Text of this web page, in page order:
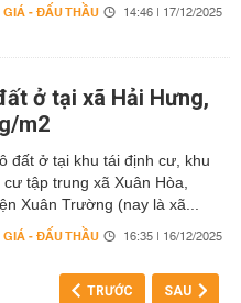
- ĐẤU THẦU 14:46 | 17/12/2025
ở tại xã Hải Hưng,
m2
đất ở tại khu tái định cư, khu
cư tập trung xã Xuân Hòa,
Xuân Trường (nay là xã...
- ĐẤU THẦU 16:35 | 16/12/2025
TRƯỚC SAU